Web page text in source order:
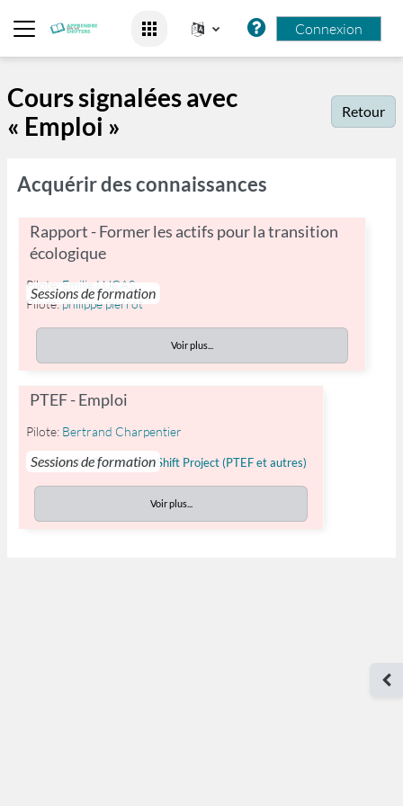
Connexion
Cours signalées avec
« Emploi »
Retour
Acquérir des connaissances
Rapport - Former les actifs pour la transition
écologique
Sessions de formation
Pilote: Emilie LUCAS
Pilote:philippe pierrot
Voir plus...
PTEF - Emploi
Sessions de formation
Pilote: Bertrand Charpentier
Catégorie:Rapports du Shift Project (PTEF et autres)
Voir plus...